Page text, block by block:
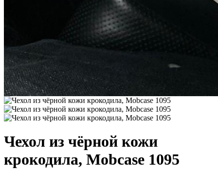
Чехол из чёрной кожи
крокодила, Mobcase 1095